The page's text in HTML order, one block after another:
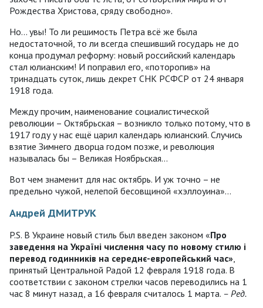
Рождества Христова, сряду свободно».
Но… увы! То ли решимость Петра всё же была
недостаточной, то ли всегда спешивший государь не до
конца продумал реформу: новый российский календарь
стал юлианским! И поправил его, «поторопив» на
тринадцать суток, лишь декрет СНК РСФСР от 24 января
1918 года.
Между прочим, наименование социалистической
революции – Октябрьская – возникло только потому, что в
1917 году у нас ещё царил календарь юлианский. Случись
взятие Зимнего дворца годом позже, и революция
называлась бы – Великая Ноябрьская…
Вот чем знаменит для нас октябрь. И уж точно – не
предельно чужой, нелепой бесовщиной «хэллоуина»…
Андрей ДМИТРУК
P.S. В Украине новый стиль был введен законом «Про
заведення на Україні числення часу по новому стилю і
перевод годинників на середнє-европейський час»,
принятый Центральной Радой 12 февраля 1918 года. В
соответствии с законом стрелки часов переводились на 1
час 8 минут назад, а 16 февраля считалось 1 марта. – Ред.